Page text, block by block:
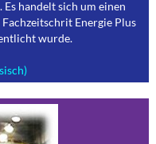
. Es handelt sich um einen
Energie Plus
wurde.